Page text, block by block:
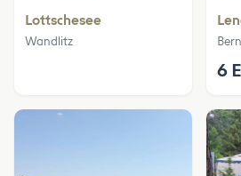
Lottschesee
Wandlitz
6